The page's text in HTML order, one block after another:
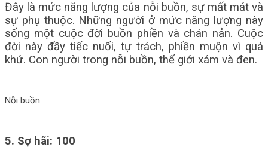
Đây là mức năng lượng của nỗi buồn, sự mất mát và
sự phụ thuộc. Những người ở mức năng lượng này
sống một cuộc đời buồn phiền và chán nản. Cuộc
đời này đầy tiếc nuối, tự trách, phiền muộn vì quá
khứ. Con người trong nỗi buồn, thế giới xám và đen.
Nỗi buồn
5. Sợ hãi: 100